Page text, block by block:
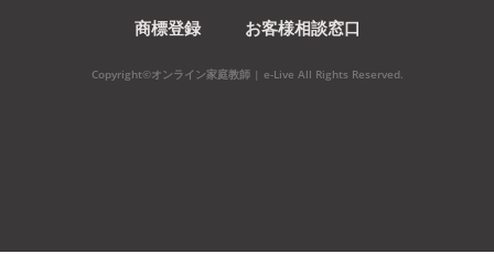
商標登録
お客様相談窓口
Copyright©オンライン家庭教師 | e-Live All Rights Reserved.